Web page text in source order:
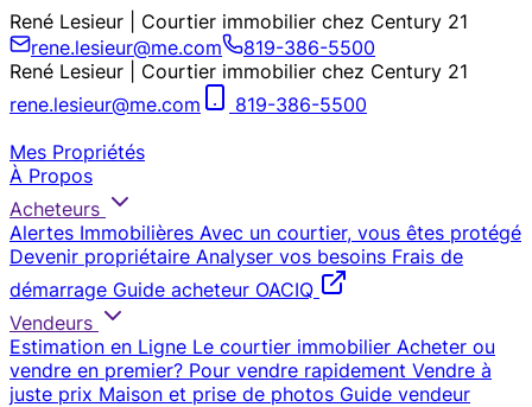
René Lesieur | Courtier immobilier chez Century 21
rene.lesieur@me.com
819-386-5500
René Lesieur | Courtier immobilier chez Century 21
rene.lesieur@me.com
819-386-5500
Mes Propriétés
À Propos
Acheteurs
Alertes Immobilières Avec un courtier, vous êtes protégé
Devenir propriétaire Analyser vos besoins Frais de
démarrage Guide acheteur OACIQ
Vendeurs
Estimation en Ligne Le courtier immobilier Acheter ou
vendre en premier? Pour vendre rapidement Vendre à
juste prix Maison et prise de photos Guide vendeur